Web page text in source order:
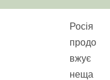
Росія
продо
вжує
неща